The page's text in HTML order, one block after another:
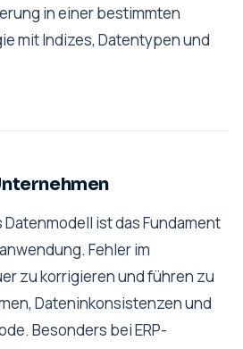
in einer bestimmten
mit Indizes, Datentypen und
ist das Fundament
Fehler im
zu korrigieren und führen zu
Dateninkonsistenzen und
Besonders bei ERP-